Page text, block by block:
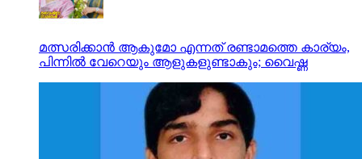
മത്സരിക്കാന്‍ ആകുമോ എന്നത് രണ്ടാമത്തെ കാര്യം,
പിന്നില്‍ വേറെയും ആളുകളുണ്ടാകും; വൈഷ്ണ